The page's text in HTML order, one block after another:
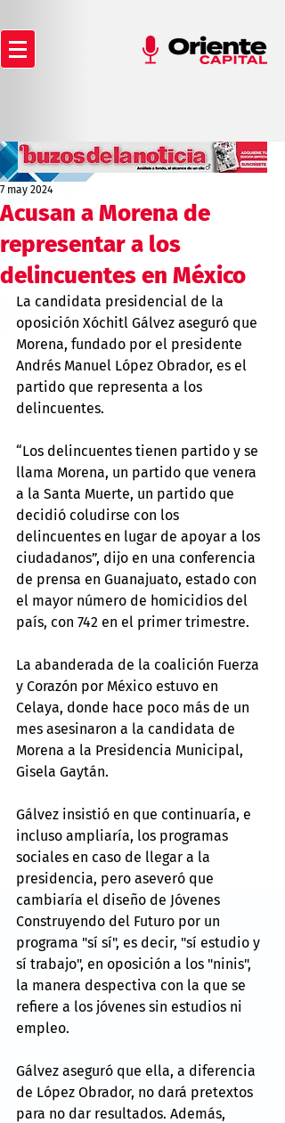
Acusan a Morena de
representar a los
delincuentes en México
7 may 2024
La candidata presidencial de la
oposición Xóchitl Gálvez aseguró que
Morena, fundado por el presidente
Andrés Manuel López Obrador, es el
partido que representa a los
delincuentes.
“Los delincuentes tienen partido y se
llama Morena, un partido que venera
a la Santa Muerte, un partido que
decidió coludirse con los
delincuentes en lugar de apoyar a los
ciudadanos”, dijo en una conferencia
de prensa en Guanajuato, estado con
el mayor número de homicidios del
país, con 742 en el primer trimestre.
La abanderada de la coalición Fuerza
y Corazón por México estuvo en
Celaya, donde hace poco más de un
mes asesinaron a la candidata de
Morena a la Presidencia Municipal,
Gisela Gaytán.
Gálvez insistió en que continuaría, e
incluso ampliaría, los programas
sociales en caso de llegar a la
presidencia, pero aseveró que
cambiaría el diseño de Jóvenes
Construyendo del Futuro por un
programa "sí sí", es decir, "sí estudio y
sí trabajo", en oposición a los "ninis",
la manera despectiva con la que se
refiere a los jóvenes sin estudios ni
empleo.
Gálvez aseguró que ella, a diferencia
de López Obrador, no dará pretextos
para no dar resultados. Además,